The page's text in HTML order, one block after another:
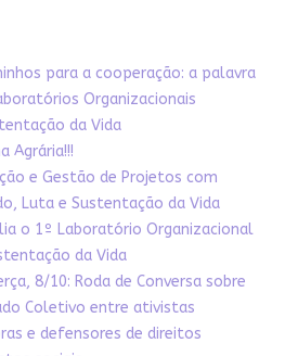
para a cooperação: a palavra
Organizacionais
da Vida
Agrária!!!
e Gestão de Projetos com
Luta e Sustentação da Vida
o 1º Laboratório Organizacional
da Vida
8/10: Roda de Conversa sobre
Coletivo entre ativistas
e defensores de direitos